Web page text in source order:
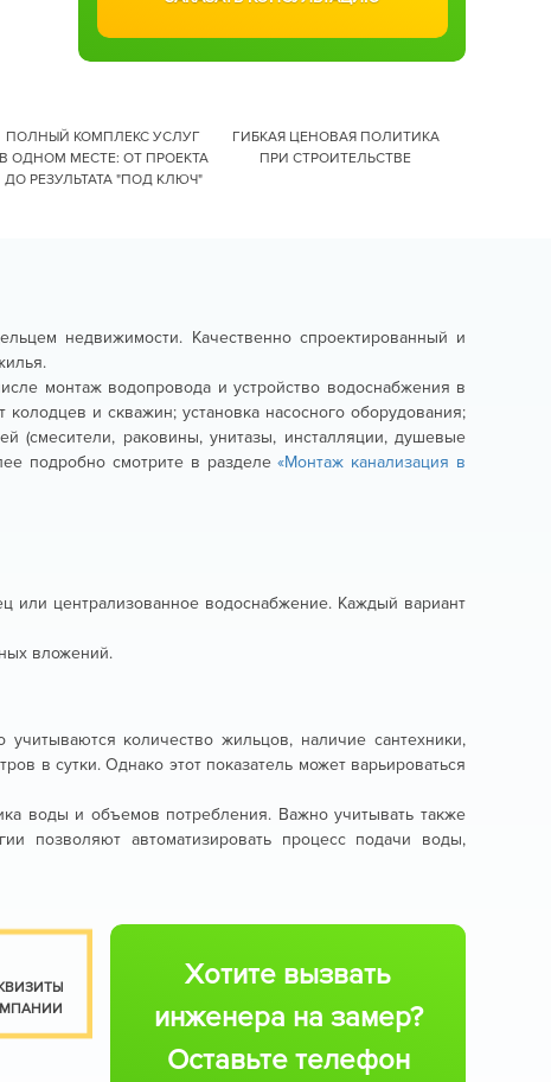
ПОЛНЫЙ КОМПЛЕКС УСЛУГ
В ОДНОМ МЕСТЕ: ОТ ПРОЕКТА
ДО РЕЗУЛЬТАТА "ПОД КЛЮЧ"
ГИБКАЯ ЦЕНОВАЯ ПОЛИТИКА
ПРИ СТРОИТЕЛЬСТВЕ
недвижимости. Качественно спроектированный и
монтаж водопровода и устройство водоснабжения в
и скважин; установка насосного оборудования;
(смесители, раковины, унитазы, инсталляции, душевые
подробно смотрите в разделе«Монтаж канализация в
централизованное водоснабжение. Каждый вариант
вложений.
количество жильцов, наличие сантехники,
в сутки. Однако этот показатель может варьироваться
воды и объемов потребления. Важно учитывать также
позволяют автоматизировать процесс подачи воды,
Хотите вызвать
инженера на замер?
Оставьте телефон